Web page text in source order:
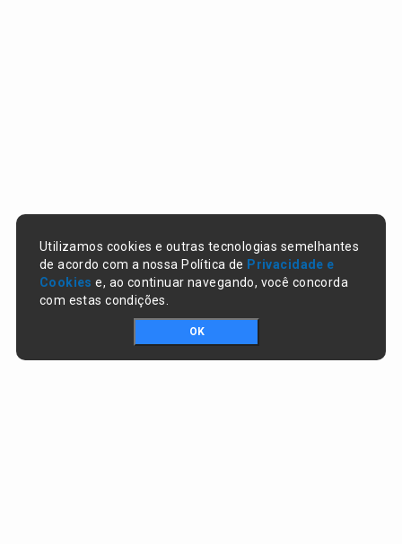
Utilizamos cookies e outras tecnologias semelhantes
de acordo com a nossa Política de Privacidade e
Cookies e, ao continuar navegando, você concorda
com estas condições.
OK